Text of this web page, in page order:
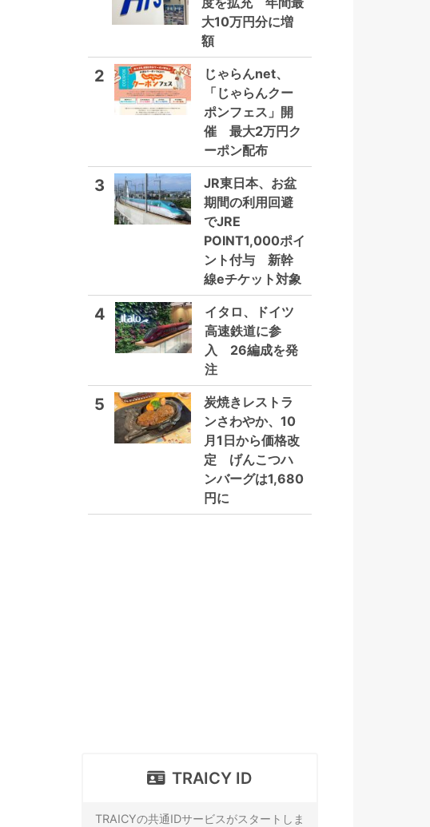
大10万円分に増
額
2
じゃらんnet、
「じゃらんクー
ポンフェス」開
催 最大2万円ク
ーポン配布
3
JR東日本、お盆
期間の利用回避
でJRE
POINT1,000ポイ
ント付与 新幹
線eチケット対象
4
イタロ、ドイツ
高速鉄道に参
入 26編成を発
注
5
炭焼きレストラ
ンさわやか、10
月1日から価格改
定 げんこつハ
ンバーグは1,680
円に
TRAICY ID
TRAICYの共通IDサービスがスタートしま